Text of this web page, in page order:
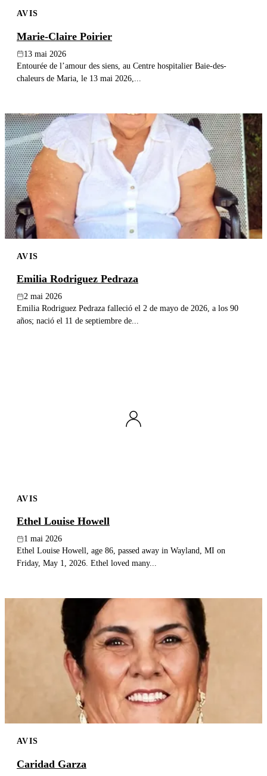
AVIS
Marie-Claire Poirier
13 mai 2026
Entourée de l’amour des siens, au Centre hospitalier Baie-des-
chaleurs de Maria, le 13 mai 2026,...
AVIS
Emilia Rodriguez Pedraza
2 mai 2026
Emilia Rodriguez Pedraza falleció el 2 de mayo de 2026, a los 90
años; nació el 11 de septiembre de...
AVIS
Ethel Louise Howell
1 mai 2026
Ethel Louise Howell, age 86, passed away in Wayland, MI on
Friday, May 1, 2026. Ethel loved many...
AVIS
Caridad Garza